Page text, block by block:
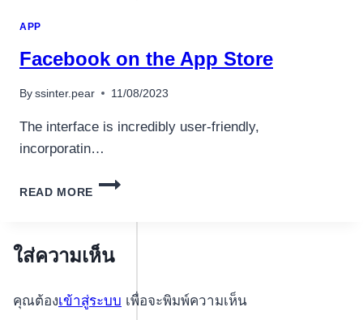
FLASH-
APP
‎Facebook on the App Store
By ssinter.pear 11/08/2023
The interface is incredibly user-friendly,
incorporatin…
READ MORE
‎FACEBOOK
ใส่ความเห็น
คุณต้องเข้าสู่ระบบ เพื่อจะพิมพ์ความเห็น